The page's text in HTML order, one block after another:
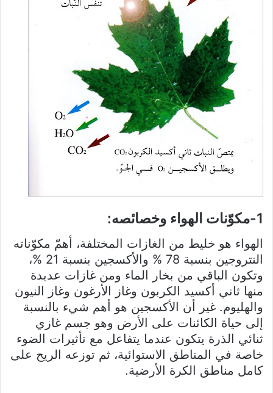
1-مكوّنات الهواء وخصائصه:
الهواء هو خليط من الغازات المختلفة، أهمّ مكوّناته
النتروجين بنسبة 78 % والأكسجين بنسبة 21 %،
وتكون الباقي من بخار الماء ومن غازات عديدة
منها ثاني أكسيد الكربون وغاز الأرغون وغاز النيون
والهليوم. غير أن الأكسجين هو أهم شيء بالنسبة
إلى حياة الكائنات على الأرض وهو جسم غازي
ثنائي الذرة يتكون عندما يتفاعل مع تأثيرات الضوء
خاصة في المناطق الاستوائية، ثم توزعه الريح على
كامل مناطق الكرة الأرضية.